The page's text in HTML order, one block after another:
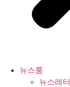
뉴스룸
뉴스레터